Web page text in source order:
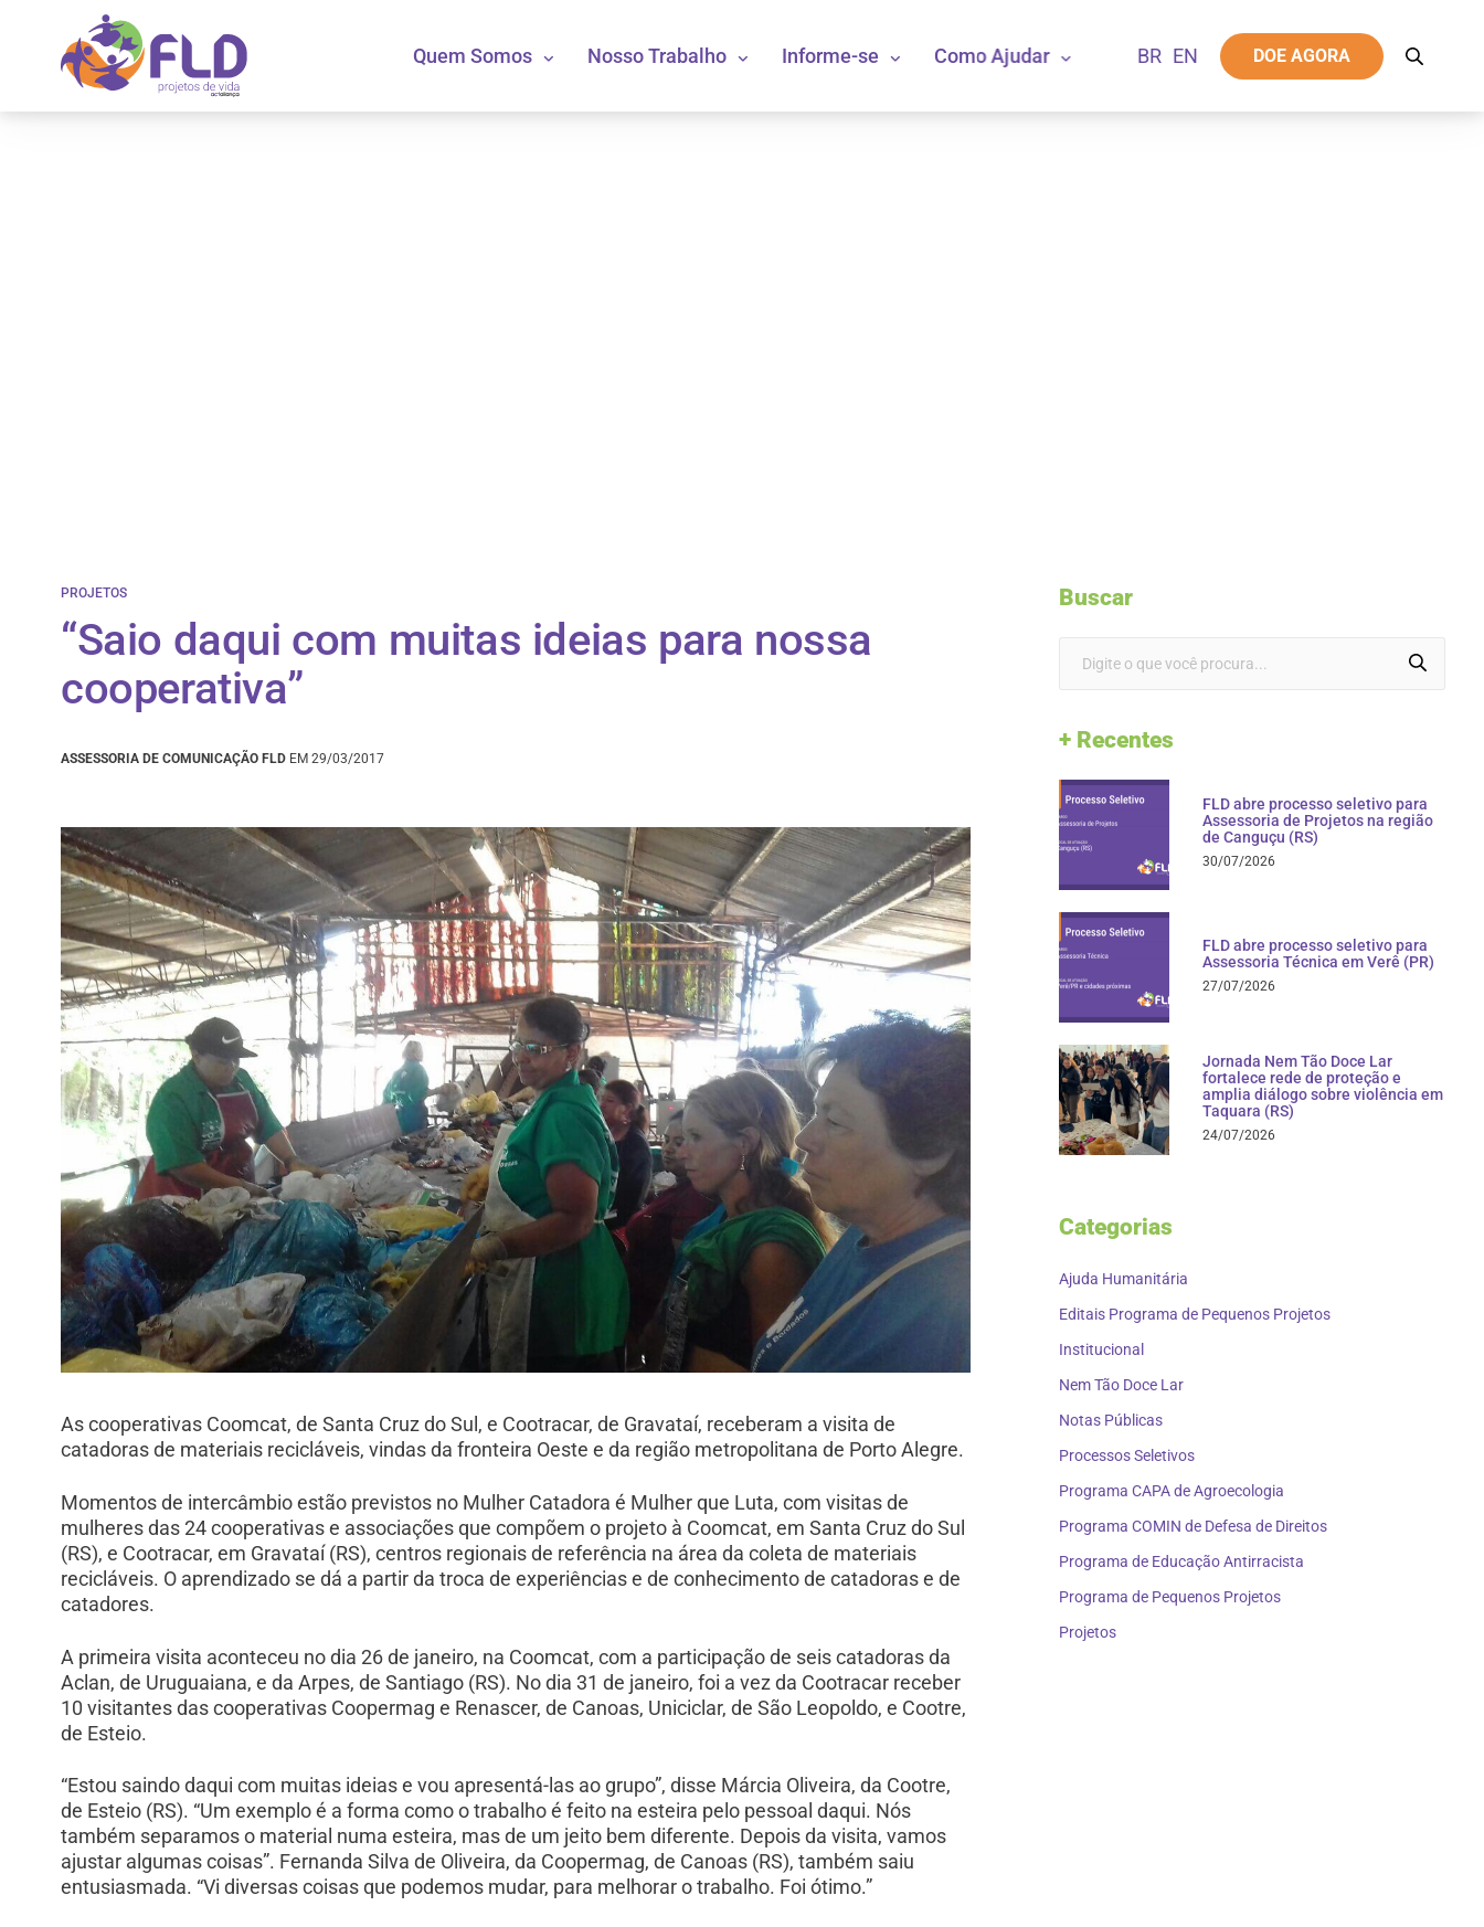
Quem Somos Nosso Trabalho Informe-se Como Ajudar DOE AGORA
PROJETOS
“Saio daqui com muitas ideias para nossa
cooperativa”
ASSESSORIA DE COMUNICAÇÃO FLD EM 29/03/2017
As cooperativas Coomcat, de Santa Cruz do Sul, e Cootracar, de Gravataí, receberam a visita de
catadoras de materiais recicláveis, vindas da fronteira Oeste e da região metropolitana de Porto Alegre.
Momentos de intercâmbio estão previstos no Mulher Catadora é Mulher que Luta, com visitas de
mulheres das 24 cooperativas e associações que compõem o projeto à Coomcat, em Santa Cruz do Sul
(RS), e Cootracar, em Gravataí (RS), centros regionais de referência na área da coleta de materiais
recicláveis. O aprendizado se dá a partir da troca de experiências e de conhecimento de catadoras e de
catadores.
A primeira visita aconteceu no dia 26 de janeiro, na Coomcat, com a participação de seis catadoras da
Aclan, de Uruguaiana, e da Arpes, de Santiago (RS). No dia 31 de janeiro, foi a vez da Cootracar receber
10 visitantes das cooperativas Coopermag e Renascer, de Canoas, Uniciclar, de São Leopoldo, e Cootre,
de Esteio.
“Estou saindo daqui com muitas ideias e vou apresentá-las ao grupo”, disse Márcia Oliveira, da Cootre,
de Esteio (RS). “Um exemplo é a forma como o trabalho é feito na esteira pelo pessoal daqui. Nós
também separamos o material numa esteira, mas de um jeito bem diferente. Depois da visita, vamos
ajustar algumas coisas”. Fernanda Silva de Oliveira, da Coopermag, de Canoas (RS), também saiu
entusiasmada. “Vi diversas coisas que podemos mudar, para melhorar o trabalho. Foi ótimo.”
Buscar
+ Recentes
FLD abre processo seletivo para
Assessoria de Projetos na região
de Canguçu (RS)
30/07/2026
FLD abre processo seletivo para
Assessoria Técnica em Verê (PR)
27/07/2026
Jornada Nem Tão Doce Lar
fortalece rede de proteção e
amplia diálogo sobre violência em
Taquara (RS)
24/07/2026
Categorias
Ajuda Humanitária
Editais Programa de Pequenos Projetos
Institucional
Nem Tão Doce Lar
Notas Públicas
Processos Seletivos
Programa CAPA de Agroecologia
Programa COMIN de Defesa de Direitos
Programa de Educação Antirracista
Programa de Pequenos Projetos
Projetos